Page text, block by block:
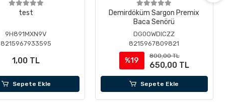
test
9H891MXN9V
8215967933595
1,00 TL
Sepete Ekle
Demirdöküm Sargon Premix
Baca Senörü
DG0OWDICZZ
8215967809821
%19
800,00 TL
650,00 TL
Sepete Ekle